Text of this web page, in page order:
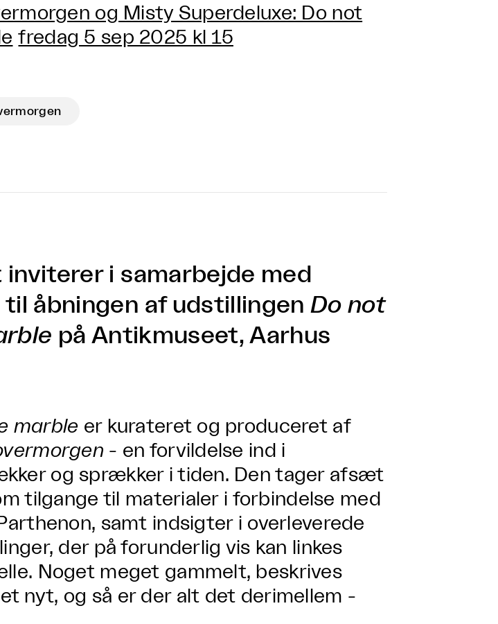
og Misty Superdeluxe: Do not
fredag 5 sep 2025 kl 15
i samarbejde med
til åbningen af udstillingen Do not
på Antikmuseet, Aarhus
marble er kurateret og produceret af
- en forvildelse ind i
og sprækker i tiden. Den tager afsæt
tilgange til materialer i forbindelse med
samt indsigter i overleverede
der på forunderlig vis kan linkes
Noget meget gammelt, beskrives
nyt, og så er der alt det derimellem -